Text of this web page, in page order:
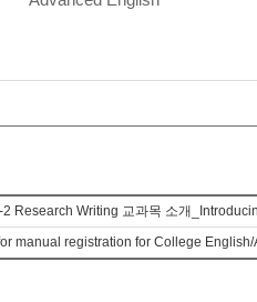
2 Research Writing 교과목 소개
manual registration for College